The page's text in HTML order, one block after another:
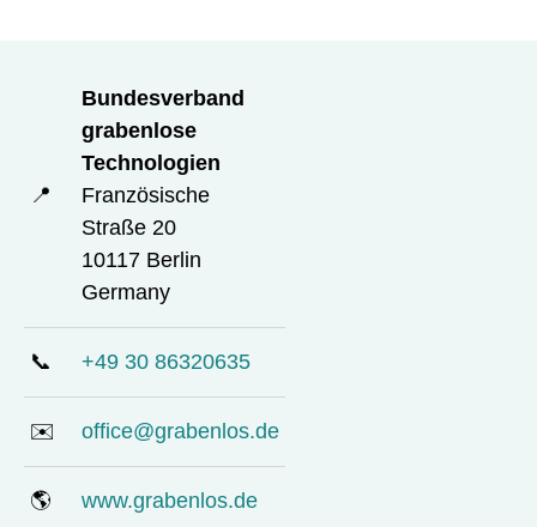
📍
Bundesverband
grabenlose
Technologien
Französische
Straße 20
10117 Berlin
Germany
📞 +49 30 86320635
✉️ office@grabenlos.de
🌎 www.grabenlos.de